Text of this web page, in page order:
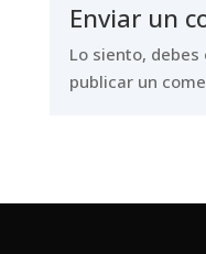
Enviar un
Lo siento, debes
publicar un